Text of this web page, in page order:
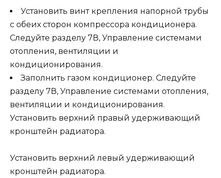
Установить винт крепления напорной трубы
с обеих сторон компрессора кондиционера.
Следуйте разделу 7В, Управление системами
отопления, вентиляции и
кондиционирования.
Заполнить газом кондиционер. Следуйте
разделу 7В, Управление системами отопления,
вентиляции и кондиционирования.
Установить верхний правый удерживающий
кронштейн радиатора.
Установить верхний левый удерживающий
кронштейн радиатора.